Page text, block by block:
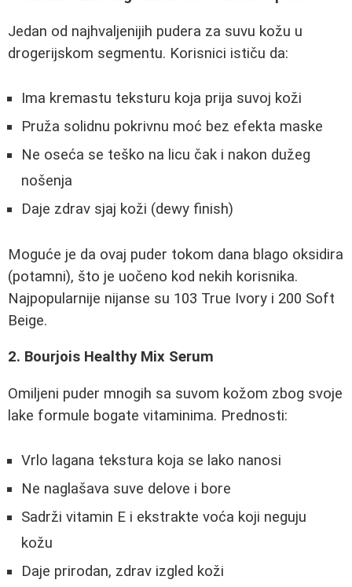
Jedan od najhvaljenijih pudera za suvu kožu u
drogerijskom segmentu. Korisnici ističu da:
Ima kremastu teksturu koja prija suvoj koži
Pruža solidnu pokrivnu moć bez efekta maske
Ne oseća se teško na licu čak i nakon dužeg
nošenja
Daje zdrav sjaj koži (dewy finish)
Moguće je da ovaj puder tokom dana blago oksidira
(potamni), što je uočeno kod nekih korisnika.
Najpopularnije nijanse su 103 True Ivory i 200 Soft
Beige.
2. Bourjois Healthy Mix Serum
Omiljeni puder mnogih sa suvom kožom zbog svoje
lake formule bogate vitaminima. Prednosti:
Vrlo lagana tekstura koja se lako nanosi
Ne naglašava suve delove i bore
Sadrži vitamin E i ekstrakte voća koji neguju
kožu
Daje prirodan, zdrav izgled koži